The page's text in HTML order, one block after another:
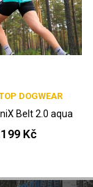
DOGWEAR
Belt 2.0 aqua
Kč